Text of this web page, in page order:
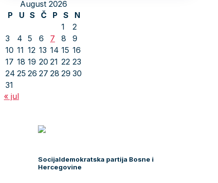
August 2026
P
U S Č P S
N
1
2
3
4 5 6 7 8
9
10 11 12 13 14 15 16
17 18 19 20 21 22 23
24 25 26 27 28 29 30
31
« jul
Socijaldemokratska partija Bosne i
Hercegovine